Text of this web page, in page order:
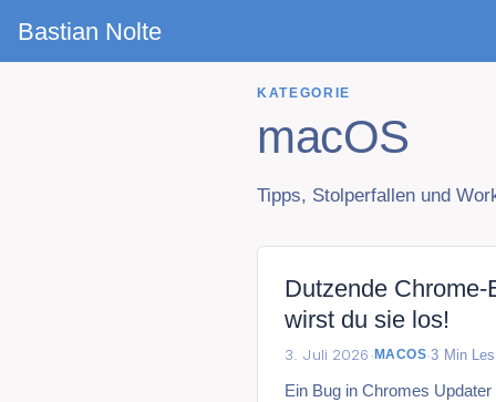
Bastian Nolte
KATEGORIE
macOS
Tipps, Stolperfallen und
Dutzende Chrome-
wirst du sie los!
3. Juli 2026 · MACOS·3 Min
Ein Bug in Chromes